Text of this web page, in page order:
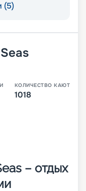
(5)
КОЛИЧЕСТВО КАЮТ
1018
– отдых